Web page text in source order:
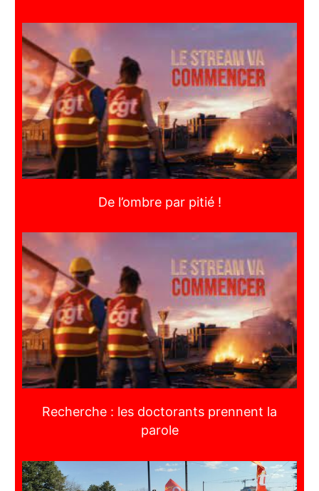
De l’ombre par pitié !
Recherche : les doctorants prennent la
parole